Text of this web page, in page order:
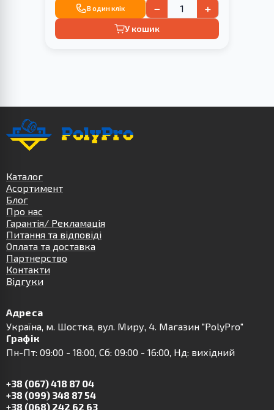
В один клік − +
У кошик
Каталог
Асортимент
Блог
Про нас
Гарантія/ Рекламація
Питання та відповіді
Оплата та доставка
Партнерство
Контакти
Відгуки
Адреса
Українa, м. Шостка, вул. Миру, 4. Магазин "PolyPro"
Графік
Пн-Пт: 09:00 - 18:00, Сб: 09:00 - 16:00, Нд: вихідний
+38 (067) 418 87 04
+38 (099) 348 87 54
+38 (068) 242 62 63